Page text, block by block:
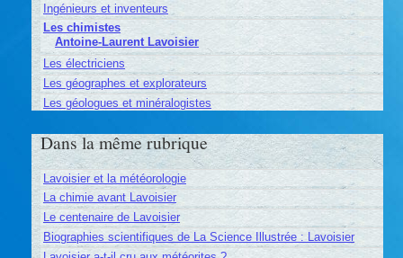
Ingénieurs et inventeurs
Les chimistes
Antoine-Laurent Lavoisier
Les électriciens
Les géographes et explorateurs
Les géologues et minéralogistes
Dans la même rubrique
Lavoisier et la météorologie
La chimie avant Lavoisier
Le centenaire de Lavoisier
Biographies scientifiques de La Science Illustrée : Lavoisier